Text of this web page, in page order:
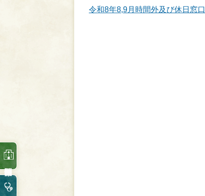
令和8年8,9月時間外及び休日窓